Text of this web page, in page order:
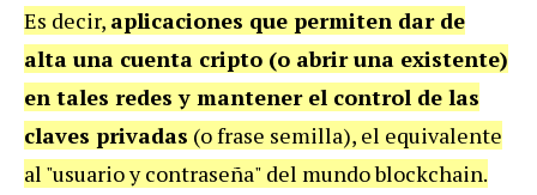
Es decir, aplicaciones que permiten dar de
alta una cuenta cripto (o abrir una existente)
en tales redes y mantener el control de las
claves privadas (o frase semilla), el equivalente
al "usuario y contraseña" del mundo blockchain.